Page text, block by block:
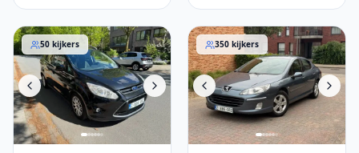
Ford C-MAX 2014
50 kijkers Peugeot 407 2008
350 kijkers